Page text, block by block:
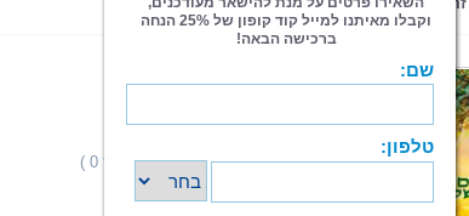
דירוג:
(0 מדרגים,ניקוד 0 )
קרא עוד > > >
קיים בפורמטים:ספר מודפס|
ePub|PDF